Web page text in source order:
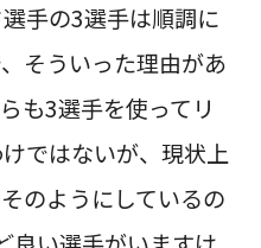
手の3選手は順調に
そういった理由があ
も3選手を使ってリ
ではないが、現状上
のようにしているの